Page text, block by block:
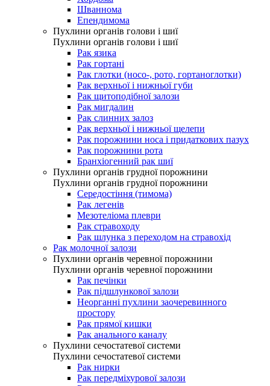
Шваннома
Епендимома
Пухлини органів голови і шиї
Пухлини органів голови і шиї
Рак язика
Рак гортані
Рак глотки (носо-, рото, гортаноглотки)
Рак верхньої і нижньої губи
Рак щитоподібної залози
Рак мигдалин
Рак слинних залоз
Рак верхньої і нижньої щелепи
Рак порожнини носа і придаткових пазух
Рак порожнини рота
Бранхіогенний рак шиї
Пухлини органів грудної порожнини
Пухлини органів грудної порожнини
Середостіння (тимома)
Рак легенів
Мезотеліома плеври
Рак стравоходу
Рак шлунка з переходом на стравохід
Рак молочної залози
Пухлини органів черевної порожнини
Пухлини органів черевної порожнини
Рак печінки
Рак підшлункової залози
Неорганні пухлини заочеревинного
простору
Рак прямої кишки
Рак анального каналу
Пухлини сечостатевої системи
Пухлини сечостатевої системи
Рак нирки
Рак передміхурової залози